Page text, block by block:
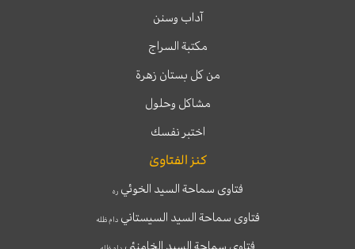
آداب وسنن
مكتبة السراج
من كل بستان زهرة
مشاكل وحلول
اختبر نفسك
كنز الفتاوىٰ
فتاوى سماحة السيد الخوئيره
فتاوى سماحة السيد السيستانيدام ظله